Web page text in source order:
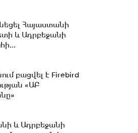
Եվրասիական
խորհրդի
կազմով...
հայտնել է
հետ կապ
Փաշինյանը
Հայաստանի
և Ադրբեջանի
բացվել է Firebird
«ԱԲ
և Ադրբեջանի